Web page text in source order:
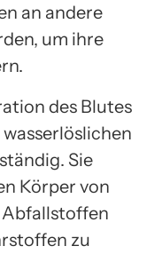
an andere
um ihre
des Blutes
Sie
Körper von
Abfallstoffen
zu